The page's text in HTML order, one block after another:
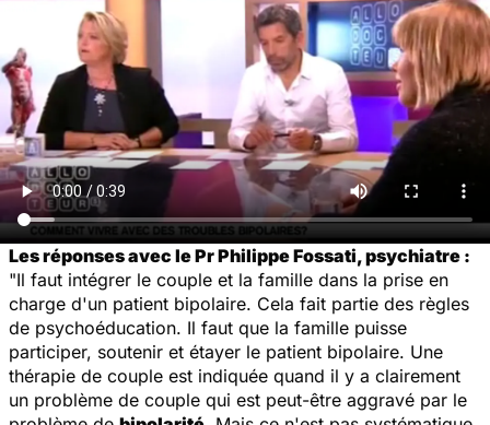
Les réponses avec le Pr Philippe Fossati, psychiatre :
"Il faut intégrer le couple et la famille dans la prise en
charge d'un patient bipolaire. Cela fait partie des règles
de psychoéducation. Il faut que la famille puisse
participer, soutenir et étayer le patient bipolaire. Une
thérapie de couple est indiquée quand il y a clairement
un problème de couple qui est peut-être aggravé par le